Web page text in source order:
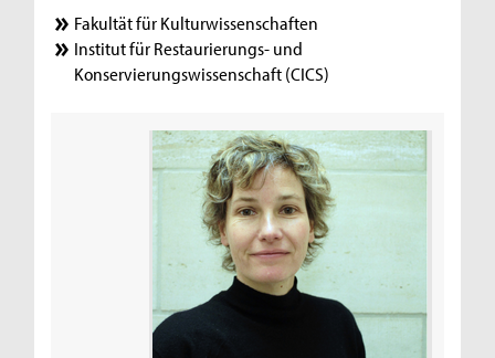
Fakultät für Kulturwissenschaften
Institut für Restaurierungs- und
Konservierungswissenschaft (CICS)